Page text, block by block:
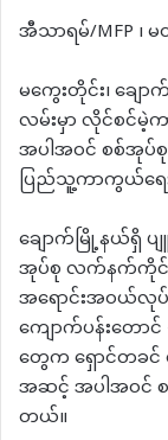
အီသာရမ်/MFP ၊
မကွေးတိုင်း၊ ချေ
လမ်းမှာ လိုင်စင်မဲ့
အပါအဝင် စစ်အုပ်
ပြည်သူ့ကာကွယ်ရေ
ချောက်မြို့နယ်ရှိ ပ
အုပ်စု လက်နက်ကိုင်တွ
အရောင်းအဝယ်လု
ကျောက်ပန်းတော
တွေက ရှောင်တခင်
အဆင့် အပါအဝင်
တယ်။